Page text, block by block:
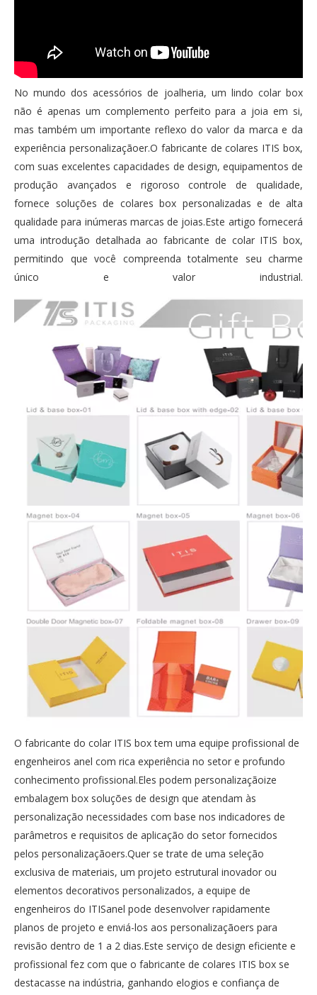
No mundo dos acessórios de joalheria, um lindo colar box
não é apenas um complemento perfeito para a joia em si,
mas também um importante reflexo do valor da marca e da
experiência personalizaçãoer.O fabricante de colares ITIS box,
com suas excelentes capacidades de design, equipamentos de
produção avançados e rigoroso controle de qualidade,
fornece soluções de colares box personalizadas e de alta
qualidade para inúmeras marcas de joias.Este artigo fornecerá
uma introdução detalhada ao fabricante de colar ITIS box,
permitindo que você compreenda totalmente seu charme
único e valor industrial.
O fabricante do colar ITIS box tem uma equipe profissional de
engenheiros anel com rica experiência no setor e profundo
conhecimento profissional.Eles podem personalizaçãoize
embalagem box soluções de design que atendam às
personalização necessidades com base nos indicadores de
parâmetros e requisitos de aplicação do setor fornecidos
pelos personalizaçãoers.Quer se trate de uma seleção
exclusiva de materiais, um projeto estrutural inovador ou
elementos decorativos personalizados, a equipe de
engenheiros do ITISanel pode desenvolver rapidamente
planos de projeto e enviá-los aos personalizaçãoers para
revisão dentro de 1 a 2 dias.Este serviço de design eficiente e
profissional fez com que o fabricante de colares ITIS box se
destacasse na indústria, ganhando elogios e confiança de